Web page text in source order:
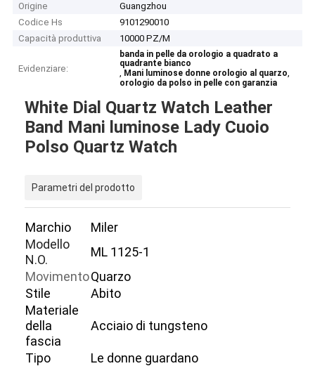
Origine
Guangzhou
Codice Hs
9101290010
Capacità produttiva
10000 PZ/M
Evidenziare:
banda in pelle da orologio a quadrato a
quadrante bianco
, Mani luminose donne orologio al quarzo,
orologio da polso in pelle con garanzia
White Dial Quartz Watch Leather
Band Mani luminose Lady Cuoio
Polso Quartz Watch
Parametri del prodotto
Marchio
Miler
Modello
N.O.
ML 1125-1
MovimentoQuarzo
Stile
Abito
Materiale
della
fascia
Acciaio di tungsteno
Tipo
Le donne guardano